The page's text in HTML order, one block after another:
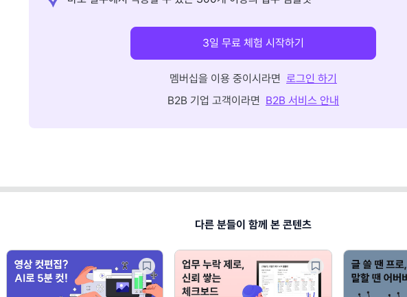
3일 무료 체험 시작하기
멤버십을 이용 중이시라면 로그인 하기
B2B 기업 고객이라면 B2B 서비스 안내
다른 분들이 함께 본 콘텐츠